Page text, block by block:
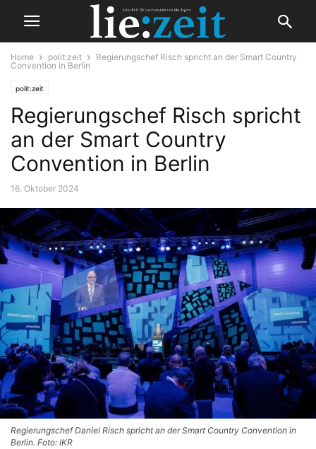
Home polit:zeit
Regierungschef Risch spricht an der Smart Country
Convention in Berlin
polit:zeit
Regierungschef Risch spricht
an der Smart Country
Convention in Berlin
16. Oktober 2024
Regierungschef Daniel Risch spricht an der Smart Country Convention in
Berlin. Foto: IKR